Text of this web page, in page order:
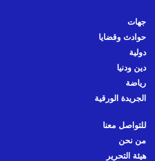
جهات
حوادث وقضايا
دولية
دين ودنيا
رياضة
الجريدة الورقية
للتواصل معنا
من نحن
هيئة التحرير